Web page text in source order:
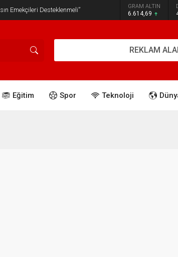
Emekçileri Desteklenmeli” GRAM ALTIN
6.614,69
REKLAM
Eğitim Spor Teknoloji